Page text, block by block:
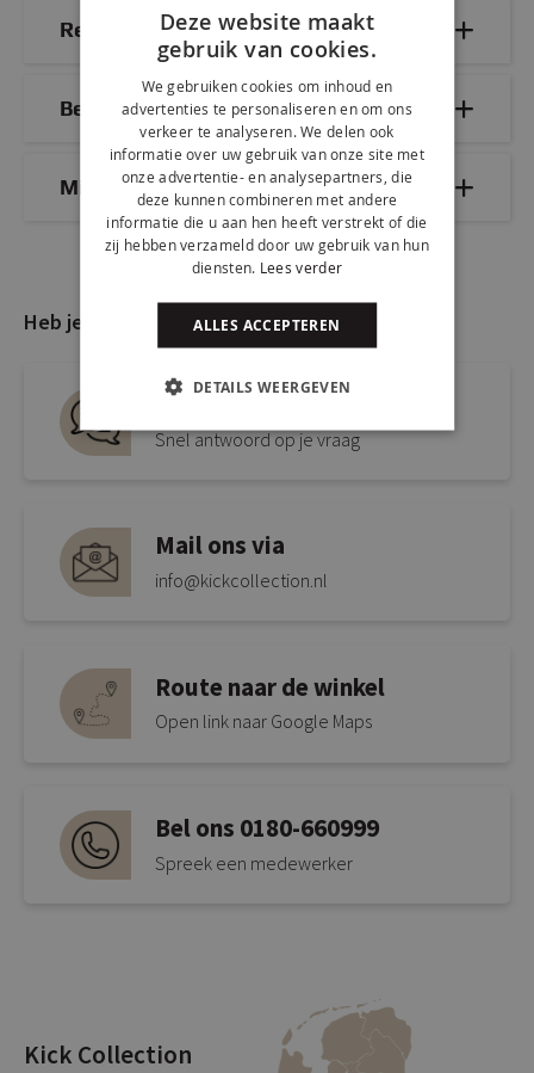
Reviews
Bezorg- & retourinformatie
Mix & Match
Heb je nog vragen?
Live chat
Snel antwoord op je vraag
Mail ons via
info@kickcollection.nl
Route naar de winkel
Open link naar Google Maps
Bel ons 0180-660999
Spreek een medewerker
Kick Collection
Deze website maakt
gebruik van cookies.
We gebruiken cookies om inhoud en
advertenties te personaliseren en om ons
verkeer te analyseren. We delen ook
informatie over uw gebruik van onze site met
onze advertentie- en analysepartners, die
deze kunnen combineren met andere
informatie die u aan hen heeft verstrekt of die
zij hebben verzameld door uw gebruik van hun
diensten. Lees verder
ALLES ACCEPTEREN
DETAILS WEERGEVEN